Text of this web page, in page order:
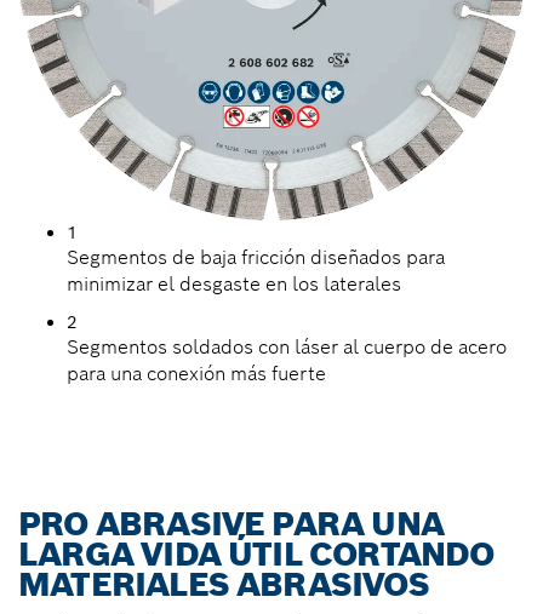
1
Segmentos de baja fricción diseñados para
minimizar el desgaste en los laterales
2
Segmentos soldados con láser al cuerpo de acero
para una conexión más fuerte
PRO ABRASIVE PARA UNA
LARGA VIDA ÚTIL CORTANDO
MATERIALES ABRASIVOS